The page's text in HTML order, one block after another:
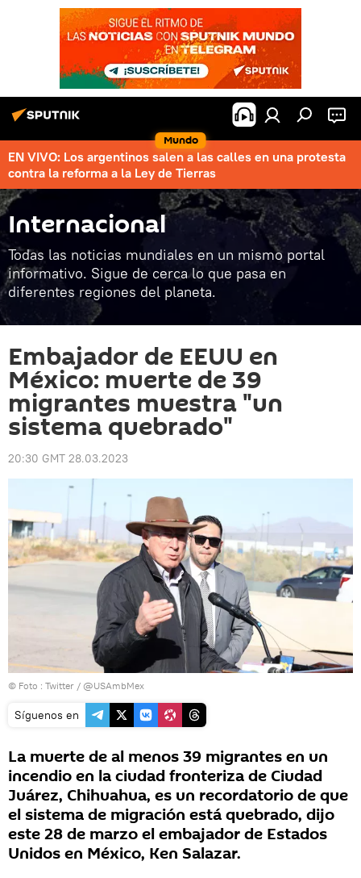
Mundo
EN VIVO: Los argentinos salen a las calles en una protesta
contra la reforma a la Ley de Tierras
Internacional
Todas las noticias mundiales en un mismo portal
informativo. Sigue de cerca lo que pasa en
diferentes regiones del planeta.
Embajador de EEUU en
México: muerte de 39
migrantes muestra "un
sistema quebrado"
20:30 GMT 28.03.2023
© Foto : Twitter / @USAmbMex
Síguenos en
La muerte de al menos 39 migrantes en un
incendio en la ciudad fronteriza de Ciudad
Juárez, Chihuahua, es un recordatorio de que
el sistema de migración está quebrado, dijo
este 28 de marzo el embajador de Estados
Unidos en México, Ken Salazar.